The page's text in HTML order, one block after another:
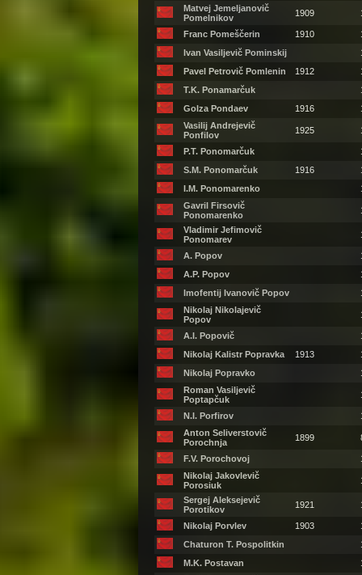
Matvej Jemeljanovič
Pomelnikov
1909
Franc Pomeščerin 1910
Ivan Vasiljevič Pominskij
Pavel Petrovič Pomlenin
1912
T.K. Ponamarčuk
Golza Pondaev
1916
Vasilij Andrejevič
Ponfilov
1925
P.T. Ponomarčuk
S.M. Ponomarčuk
1916
I.M. Ponomarenko
Gavril Firsovič
Ponomarenko
Vladimir Jefimovič
Ponomarev
A. Popov
A.P. Popov
Imofentij Ivanovič Popov
Nikolaj Nikolajevič
Popov
A.I. Popovič
Nikolaj Kalistr Popravka
1913
Nikolaj Popravko
Roman Vasiljevič
Poptapčuk
N.I. Porfirov
Anton Seliverstovič
Porochnja
1899
F.V. Porochovoj
Nikolaj Jakovlevič
Porosiuk
Sergej Aleksejevič
Porotikov
1921
Nikolaj Porvlev 1903
Chaturon T. Pospolitkin
M.K. Postavan